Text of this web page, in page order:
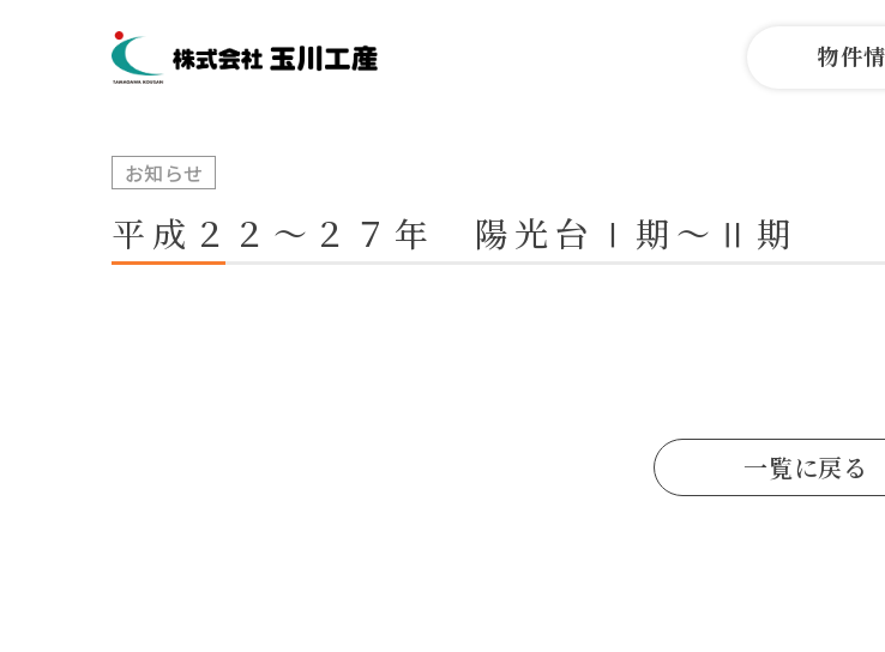
物件
お知らせ
平成２２～２７年 陽光台Ⅰ期～Ⅱ期
一覧に戻る